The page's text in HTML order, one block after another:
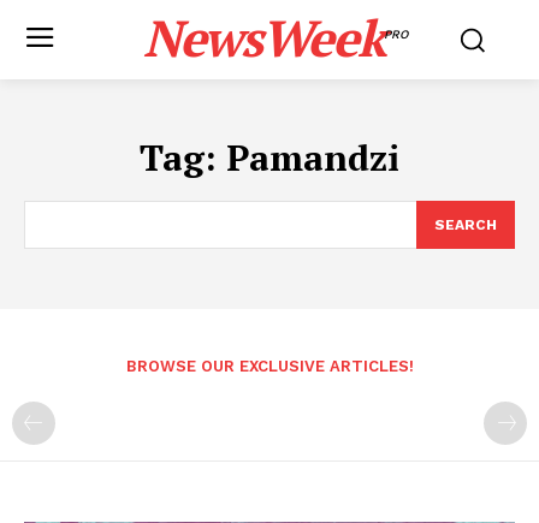
NewsWeekPRO
Tag: Pamandzi
SEARCH
BROWSE OUR EXCLUSIVE ARTICLES!